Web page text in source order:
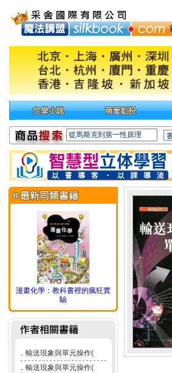
漫畫化學：教科書裡的瘋狂實
驗
． 輸送現象與單元操作(
． 輸送現象與單元操作(